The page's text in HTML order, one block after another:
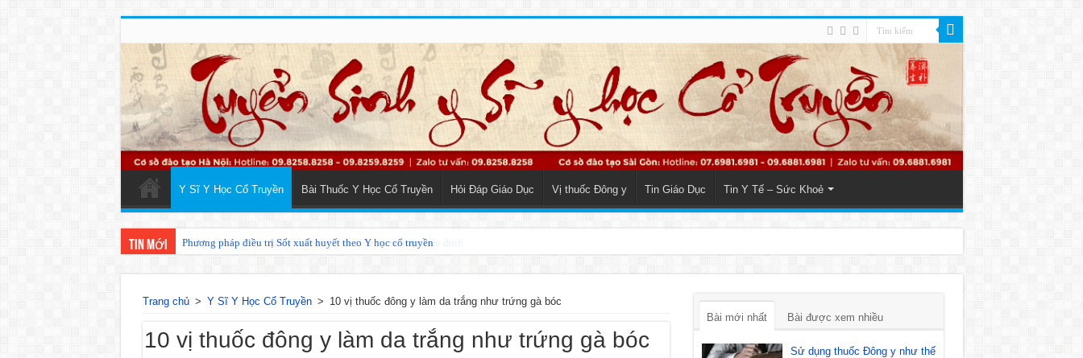
Y Sĩ Y Học Cổ Truyền Bài Thuốc Y Học Cổ Truyền Hỏi Đáp Giáo Dục Vị thuốc Đông y Tin Giáo Dục Tin Y Tế – Sức Khoẻ
Tin mới Phương pháp điều trị Sốt xuất huyết theo Y học cổ truyền
Trang chủ > Y Sĩ Y Học Cổ Truyền > 10 vị thuốc đông y làm da trắng như trứng gà bóc
10 vị thuốc đông y làm da trắng như trứng gà bóc
Bài mới nhất Bài được xem nhiều
Sử dụng thuốc Đông y như thế